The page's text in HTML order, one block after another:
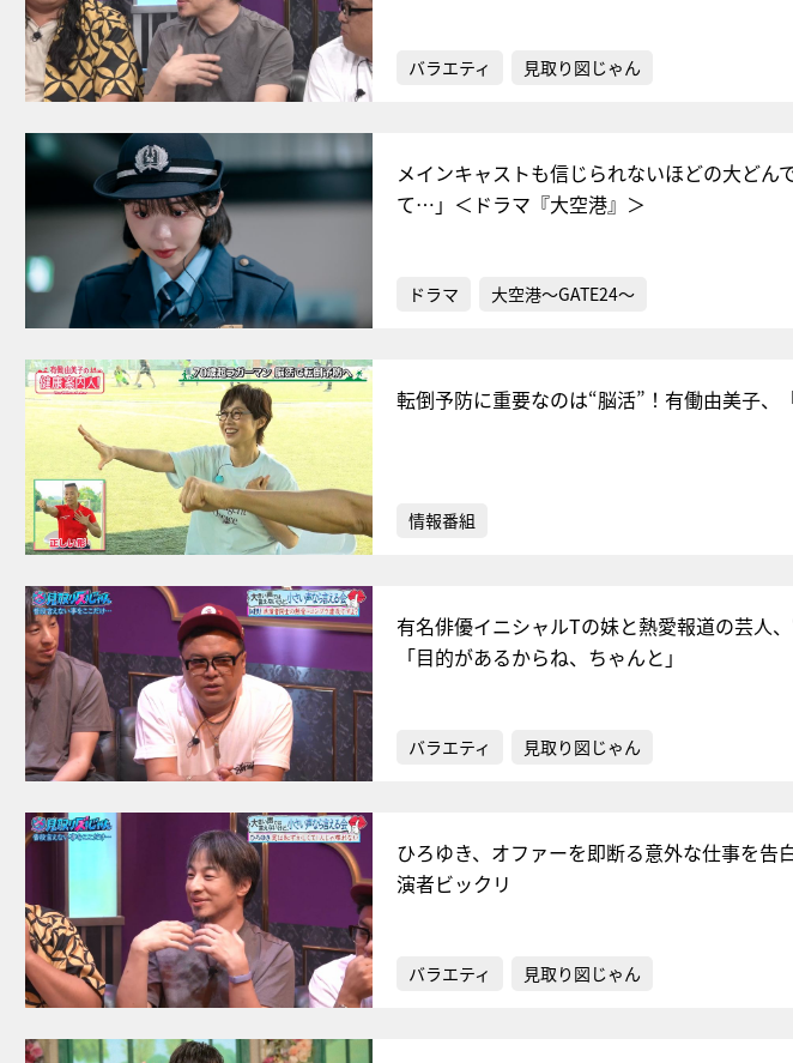
バラエティ 見取り図じゃん
メインキャストも信じられないほどの大どん
て…」＜ドラマ『大空港』＞
ドラマ 大空港～GATE24～
転倒予防に重要なのは“脳活”！有働由美子
情報番組
有名俳優イニシャルTの妹と熱愛報道の芸人
「目的があるからね、ちゃんと」
バラエティ 見取り図じゃん
ひろゆき、オファーを即断る意外な仕事を告
演者ビックリ
バラエティ 見取り図じゃん